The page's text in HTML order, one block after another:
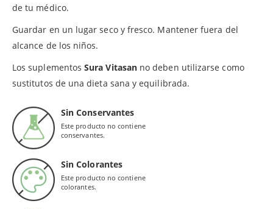
de tu médico.
Guardar en un lugar seco y fresco. Mantener fuera del
alcance de los niños.
Los suplementosSura Vitasanno deben utilizarse como
sustitutos de una dieta sana y equilibrada.
Sin Conservantes
Este producto no contiene
conservantes.
Sin Colorantes
Este producto no contiene
colorantes.